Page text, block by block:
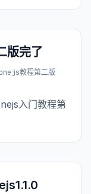
版完了
教程第二版
入门教程第